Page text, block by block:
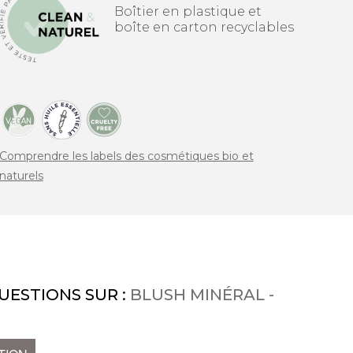
Boîtier en plastique et
boîte en carton recyclables
les labels des cosmétiques bio et
SUR : BLUSH MINÉRAL -